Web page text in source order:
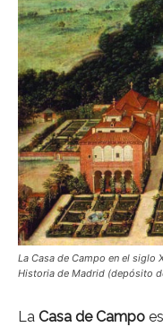
La Casa de Campo en el siglo
Historia de Madrid (depósito
La Casa de Campo